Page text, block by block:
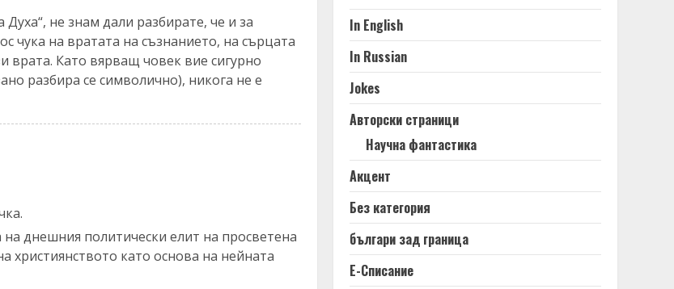
не знам дали разбирате, че и за
чука на вратата на съзнанието, на сърцата
врата. Като вярващ човек вие сигурно
разбира се символично), никога не е
днешния политически елит на просветена
християнството като основа на нейната
In English
In Russian
Jokes
Авторски страници
Научна фантастика
Акцент
Без категория
българи зад граница
Е-Списание